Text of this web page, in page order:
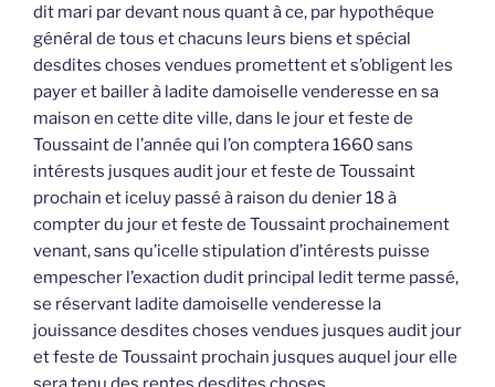
dit mari par devant nous quant à ce, par hypothéque
général de tous et chacuns leurs biens et spécial
desdites choses vendues promettent et s’obligent les
payer et bailler à ladite damoiselle venderesse en sa
maison en cette dite ville, dans le jour et feste de
Toussaint de l’année qui l’on comptera 1660 sans
intérests jusques audit jour et feste de Toussaint
prochain et iceluy passé à raison du denier 18 à
compter du jour et feste de Toussaint prochainement
venant, sans qu’icelle stipulation d’intérests puisse
empescher l’exaction dudit principal ledit terme passé,
se réservant ladite damoiselle venderesse la
jouissance desdites choses vendues jusques audit jour
et feste de Toussaint prochain jusques auquel jour elle